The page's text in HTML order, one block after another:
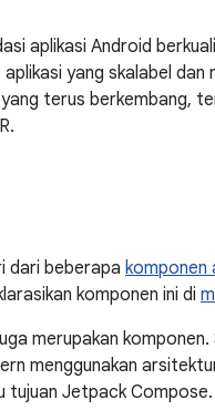
aplikasi Android
yang skalabel
terus berkembang,
dari beberapa komponen
komponen ini di
merupakan
menggunakan
tujuan Jetpack Compose.